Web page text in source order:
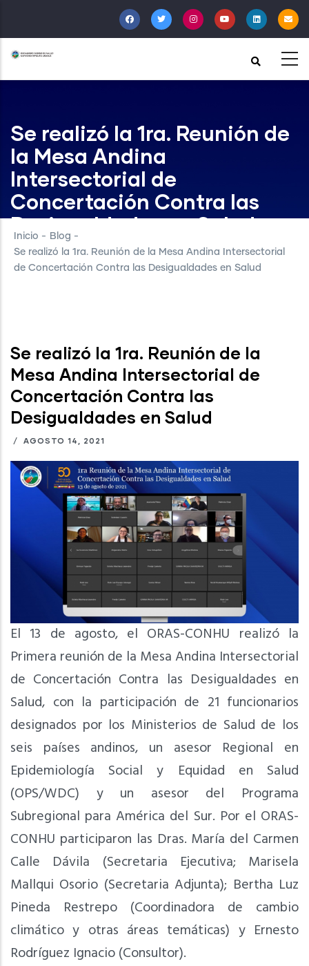
al
contenido
principal
Se realizó la 1ra. Reunión de
la Mesa Andina
Intersectorial de
Concertación Contra las
Desigualdades en Salud
Inicio - Blog -
Se realizó la 1ra. Reunión de la Mesa Andina Intersectorial
de Concertación Contra las Desigualdades en Salud
Se realizó la 1ra. Reunión de la
Mesa Andina Intersectorial de
Concertación Contra las
Desigualdades en Salud
/ AGOSTO 14, 2021
El 13 de agosto, el ORAS-CONHU realizó la
Primera reunión de la Mesa Andina Intersectorial
de Concertación Contra las Desigualdades en
Salud, con la participación de 21 funcionarios
designados por los Ministerios de Salud de los
seis países andinos, un asesor Regional en
Epidemiología Social y Equidad en Salud
(OPS/WDC) y un asesor del Programa
Subregional para América del Sur. Por el ORAS-
CONHU participaron las Dras. María del Carmen
Calle Dávila (Secretaria Ejecutiva; Marisela
Mallqui Osorio (Secretaria Adjunta); Bertha Luz
Pineda Restrepo (Coordinadora de cambio
climático y otras áreas temáticas) y Ernesto
Rodríguez Ignacio (Consultor).